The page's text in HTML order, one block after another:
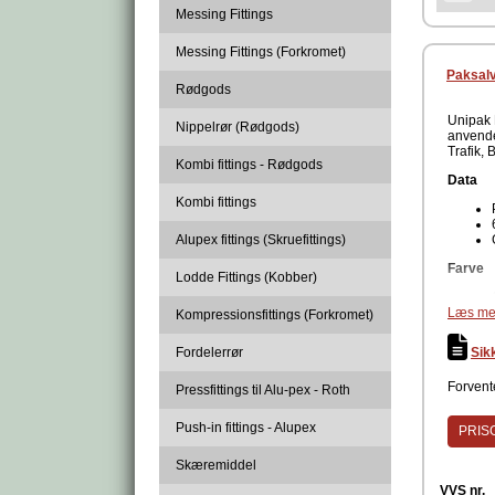
Messing Fittings
Messing Fittings (Forkromet)
Rødgods
Nippelrør (Rødgods)
Kombi fittings - Rødgods
Kombi fittings
Alupex fittings (Skruefittings)
Lodde Fittings (Kobber)
Kompressionsfittings (Forkromet)
Fordelerrør
Pressfittings til Alu-pex - Roth
Push-in fittings - Alupex
Skæremiddel
Unipak
Trafik,
Data
Farve
Man
vikles
Efter
at
Læs
VVS nr.